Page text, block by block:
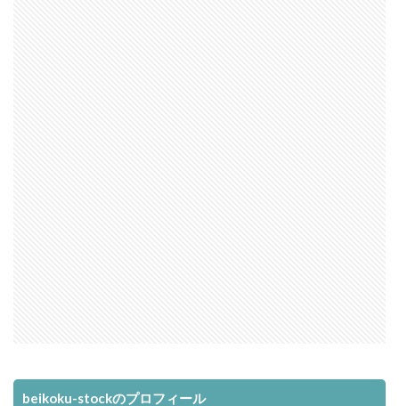
beikoku-stockのプロフィール